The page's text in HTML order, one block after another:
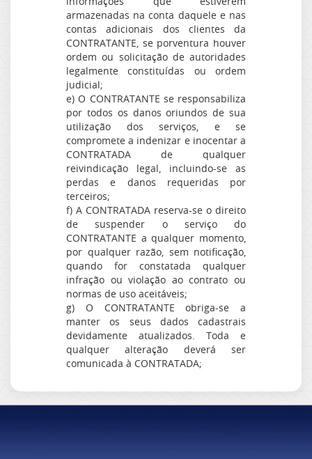
armazenadas na conta daquele e nas
contas adicionais dos clientes da
CONTRATANTE, se porventura houver
ordem ou solicitação de autoridades
legalmente constituídas ou ordem
judicial;
e) O CONTRATANTE se responsabiliza
por todos os danos oriundos de sua
utilização dos serviços, e se
compromete a indenizar e inocentar a
CONTRATADA de qualquer
reivindicação legal, incluindo-se as
perdas e danos requeridas por
terceiros;
f) A CONTRATADA reserva-se o direito
de suspender o serviço do
CONTRATANTE a qualquer momento,
por qualquer razão, sem notificação,
quando for constatada qualquer
infração ou violação ao contrato ou
normas de uso aceitáveis;
g) O CONTRATANTE obriga-se a
manter os seus dados cadastrais
devidamente atualizados. Toda e
qualquer alteração deverá ser
comunicada à CONTRATADA;